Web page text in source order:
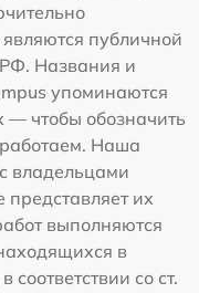
публичной
РФ. Названия и
упоминаются
чтобы обозначить
Наша
владельцами
их
выполняются
в
со ст.